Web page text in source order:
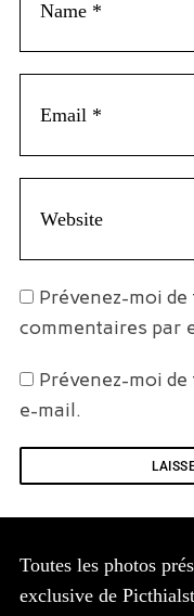
Prévenez-moi
commentaires par
Prévenez-moi
e-mail.
Toutes les photos
exclusive de